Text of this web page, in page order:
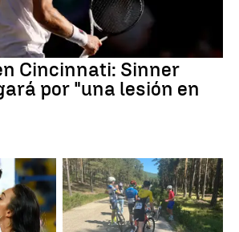
Cincinnati: Sinner
por "una lesión en